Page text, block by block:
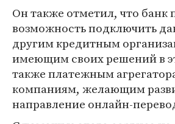
Он также отметил, что банк
возможность подключить
другим кредитным
имеющим своих решений в
также платежным
компаниям, желающим
направление онлайн-